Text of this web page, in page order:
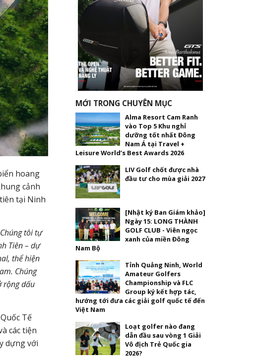
hoang
cảnh
tại Ninh
Chúng tôi tự
Tiên – dự
thể hiện
Chúng
rộng dấu
Tế
các tiện
dựng với
MỚI TRONG CHUYÊN MỤC
Alma Resort Cam Ranh
vào Top 5 Khu nghỉ
dưỡng tốt nhất Đông
Nam Á tại Travel +
Leisure World’s Best Awards 2026
LIV Golf chốt được nhà
đầu tư cho mùa giải 2027
[Nhật ký Ban Giám khảo]
Ngày 15: LONG THÀNH
GOLF CLUB - Viên ngọc
xanh của miền Đông
Nam Bộ
Tỉnh Quảng Ninh, World
Amateur Golfers
Championship và FLC
Group ký kết hợp tác,
hướng tới đưa các giải golf quốc tế đến
Việt Nam
Loạt golfer nào đang
dẫn đầu sau vòng 1 Giải
Vô địch Trẻ Quốc gia
2026?